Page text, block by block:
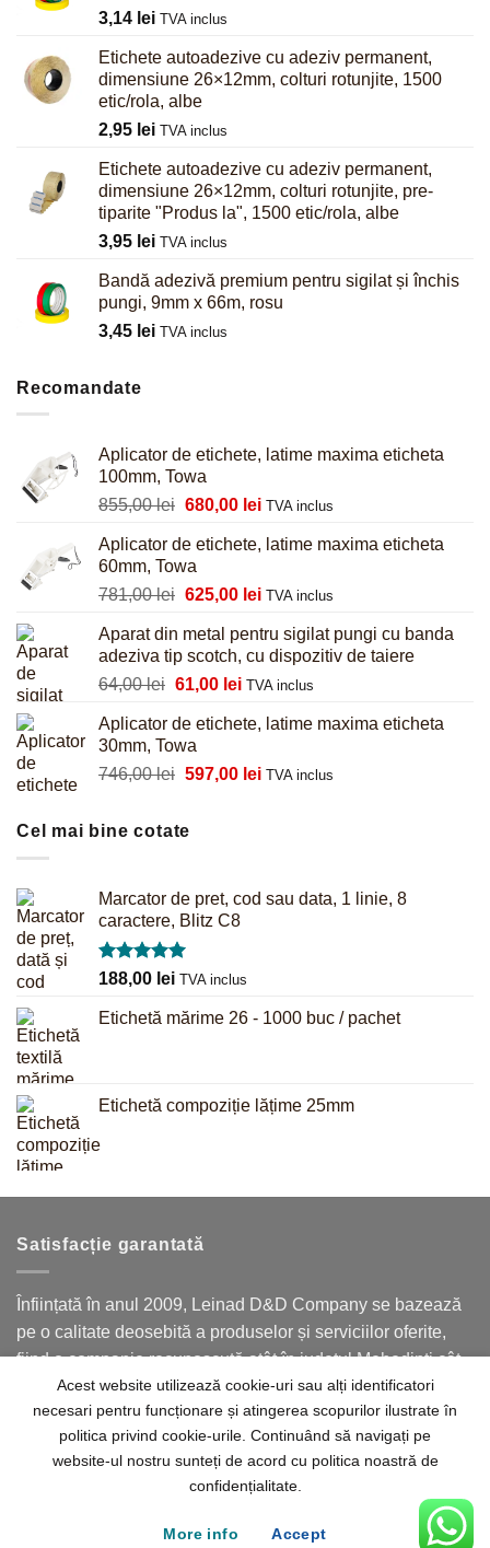
3,14 lei TVA inclus
Etichete autoadezive cu adeziv permanent,
dimensiune 26×12mm, colturi rotunjite, 1500
etic/rola, albe
2,95 lei TVA inclus
Etichete autoadezive cu adeziv permanent,
dimensiune 26×12mm, colturi rotunjite, pre-
tiparite "Produs la", 1500 etic/rola, albe
3,95 lei TVA inclus
Bandă adezivă premium pentru sigilat și închis
pungi, 9mm x 66m, rosu
3,45 lei TVA inclus
Recomandate
Aplicator de etichete, latime maxima eticheta
100mm, Towa
855,00lei Prețul
a
fost:
855,00 lei.
680,00 leiPrețul
este:
TVA inclus
Aplicator de etichete, latime maxima eticheta
60mm, Towa
781,00lei Prețul
a
fost:
781,00 lei.
625,00 leiPrețul
este:
625,00 lei.
TVA inclus
Aparat din metal pentru sigilat pungi cu banda
adeziva tip scotch, cu dispozitiv de taiere
64,00lei Prețul
a
fost:
64,00 lei.
61,00 leiPrețul
este:
TVA inclus
Aplicator de etichete, latime maxima eticheta
30mm, Towa
746,00lei Prețul
fost:
597,00 leiPrețul
TVA inclus
Cel mai bine cotate
Marcator de pret, cod sau data, 1 linie, 8
caractere, Blitz C8
Evaluat la
188,00 lei TVA inclus
Etichetă mărime 26 - 1000 buc / pachet
Etichetă compoziție lățime 25mm
Satisfacție garantată
Înființată în anul 2009, Leinad D&D Company se bazează
pe o calitate deosebită a produselor și serviciilor oferite,
fiind o companie recunoscută atât în județul Mehedinți cât
și în județele limitrofe.
Politica de confidențialitate
© 2026Leinad D&D Company
Acest website utilizează cookie-uri sau alți identificatori
necesari pentru funcționare și atingerea scopurilor ilustrate în
politica privind cookie-urile. Continuând să navigați pe
website-ul nostru sunteți de acord cu politica noastră de
confidențialitate.
More info Accept